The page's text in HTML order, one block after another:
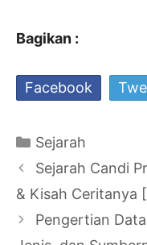
Bagikan :
Facebook
Kategori
Sejarah
Navigasi
Tulisan
Sejarah Candi
& Kisah Ceritanya
Pengertian